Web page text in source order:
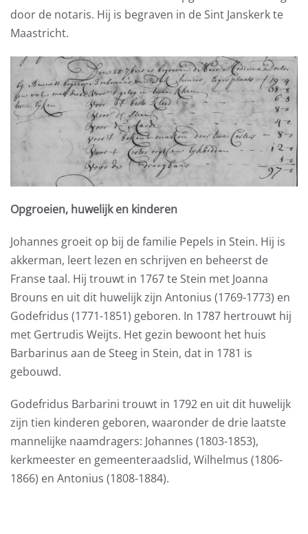
door de notaris. Hij is begraven in de Sint Janskerk te
Maastricht.
Opgroeien, huwelijk en kinderen
Johannes groeit op bij de familie Pepels in Stein. Hij is
akkerman, leert lezen en schrijven en beheerst de
Franse taal. Hij trouwt in 1767 te Stein met Joanna
Brouns en uit dit huwelijk zijn Antonius (1769-1773) en
Godefridus (1771-1851) geboren. In 1787 hertrouwt hij
met Gertrudis Weijts. Het gezin bewoont het huis
Barbarinus aan de Steeg in Stein, dat in 1781 is
gebouwd.
Godefridus Barbarini trouwt in 1792 en uit dit huwelijk
zijn tien kinderen geboren, waaronder de drie laatste
mannelijke naamdragers: Johannes (1803-1853),
kerkmeester en gemeenteraadslid, Wilhelmus (1806-
1866) en Antonius (1808-1884).